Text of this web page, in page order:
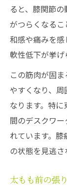
ると、膝関節
がつらくなる
和感や痛みを
軟性低下が挙げ
この筋肉が固
やすくなり、
なります。特
間のデスクワ
れています。
の状態を見逃さ
太もも前の張